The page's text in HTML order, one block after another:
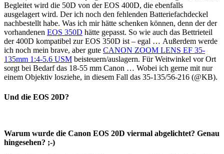
Begleitet wird die 50D von der EOS 400D, die ebenfalls
ausgelagert wird. Der ich noch den fehlenden Batteriefachdeckel
nachbestellt habe. Was ich mir hätte schenken können, denn der der
vorhandenen EOS 350D hätte gepasst. So wie auch das Bettrieteil
der 400D kompatibel zur EOS 350D ist – egal … Außerdem werde
ich noch mein brave, aber gute CANON ZOOM LENS EF 35-
135mm 1:4-5.6 USM beisteuern/auslagern. Für Weitwinkel vor Ort
sorgt bei Bedarf das 18-55 mm Canon … Wobei ich gerne mit nur
einem Objektiv losziehe, in diesem Fall das 35-135/56-216 (@KB).
Und die EOS 20D?
Warum wurde die Canon EOS 20D viermal abgelichtet? Genau
hingesehen? ;-)